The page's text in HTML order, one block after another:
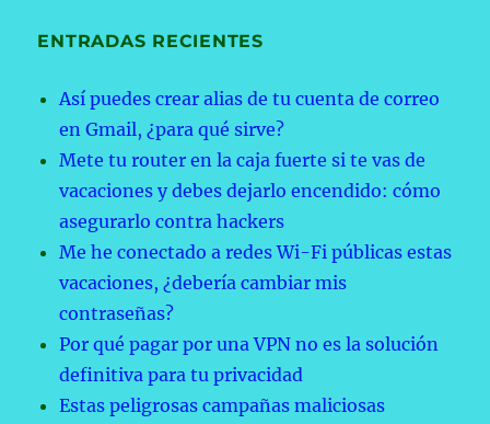
ENTRADAS RECIENTES
Así puedes crear alias de tu cuenta de correo
en Gmail, ¿para qué sirve?
Mete tu router en la caja fuerte si te vas de
vacaciones y debes dejarlo encendido: cómo
asegurarlo contra hackers
Me he conectado a redes Wi-Fi públicas estas
vacaciones, ¿debería cambiar mis
contraseñas?
Por qué pagar por una VPN no es la solución
definitiva para tu privacidad
Estas peligrosas campañas maliciosas